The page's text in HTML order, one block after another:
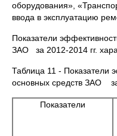
оборудования»,
ввода в эксплуатацию
Показатели
ЗАО за 2012-2014 гг.
Таблица 11 - Показатели
основных средств ЗАО за
Показатели